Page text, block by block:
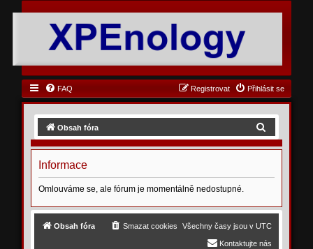
FAQ Přihlásit se
Registrovat
Obsah fóra
d
t
Informace
Omlouváme se, ale fórum je momentálně nedostupné.
Obsah fóra Všechny časy jsou v UTC
Smazat cookies
Kontaktujte nás